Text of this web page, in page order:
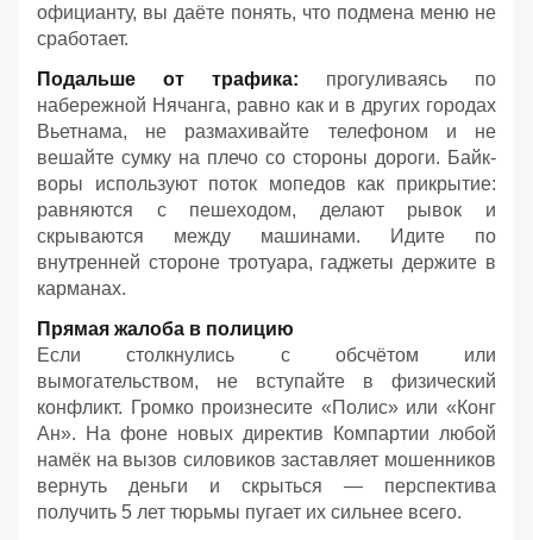
официанту, вы даёте понять, что подмена меню не
сработает.
Подальше от трафика: прогуливаясь по
набережной Нячанга, равно как и в других городах
Вьетнама, не размахивайте телефоном и не
вешайте сумку на плечо со стороны дороги. Байк-
воры используют поток мопедов как прикрытие:
равняются с пешеходом, делают рывок и
скрываются между машинами. Идите по
внутренней стороне тротуара, гаджеты держите в
карманах.
Прямая жалоба в полицию
Если столкнулись с обсчётом или
вымогательством, не вступайте в физический
конфликт. Громко произнесите «Полис» или «Конг
Ан». На фоне новых директив Компартии любой
намёк на вызов силовиков заставляет мошенников
вернуть деньги и скрыться — перспектива
получить 5 лет тюрьмы пугает их сильнее всего.